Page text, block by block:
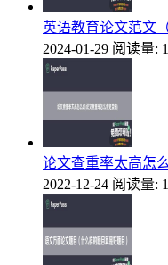
英语教育论文范文
2024-01-29 阅读量:
论文查重率太高怎
2022-12-24 阅读量: